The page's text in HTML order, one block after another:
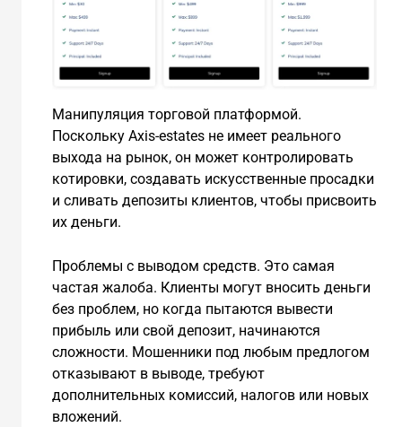
Манипуляция торговой платформой.
Поскольку Axis-estates не имеет реального
выхода на рынок, он может контролировать
котировки, создавать искусственные просадки
и сливать депозиты клиентов, чтобы присвоить
их деньги.
Проблемы с выводом средств. Это самая
частая жалоба. Клиенты могут вносить деньги
без проблем, но когда пытаются вывести
прибыль или свой депозит, начинаются
сложности. Мошенники под любым предлогом
отказывают в выводе, требуют
дополнительных комиссий, налогов или новых
вложений.